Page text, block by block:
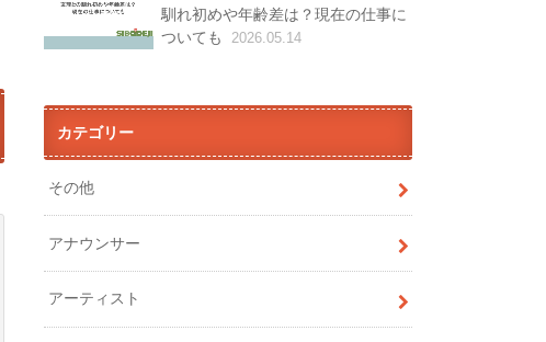
馴れ初めや年齢差は？現在の仕事に
ついても
2026.05.14
カテゴリー
その他
アナウンサー
アーティスト